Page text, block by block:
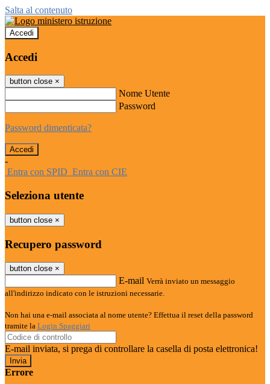
Salta al contenuto
Accedi
Accedi
button close ×
Nome Utente
Password
Password dimenticata?
-
Entra con SPID Entra con CIE
Seleziona utente
button close ×
Recupero password
button close ×
E-mail Verrà inviato un messaggio
all'indirizzo indicato con le istruzioni necessarie.
Non hai una e-mail associata al nome utente? Effettua il reset della password
tramite la Login Spaggiari
E-mail inviata, si prega di controllare la casella di posta elettronica!
Errore